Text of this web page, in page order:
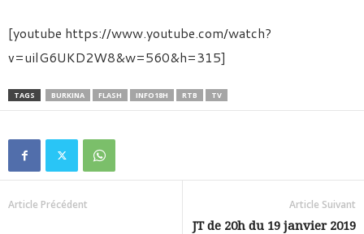
[youtube https://www.youtube.com/watch?
v=uilG6UKD2W8&w=560&h=315]
TAGS BURKINA FLASH INFO18H RTB TV
Article Précédent Article Suivant
JT de 20h du 19 janvier 2019